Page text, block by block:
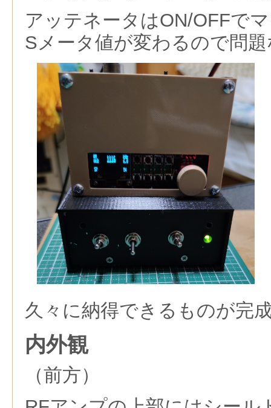
アッテネータはON/OFFで
Sメータ値が変わるので問
久々に納得できるものが完
内外観
（前方）